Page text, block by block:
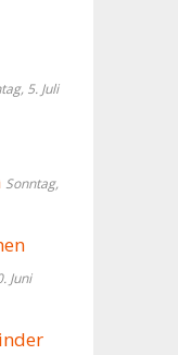
5. Juli
Sonntag,
Juni